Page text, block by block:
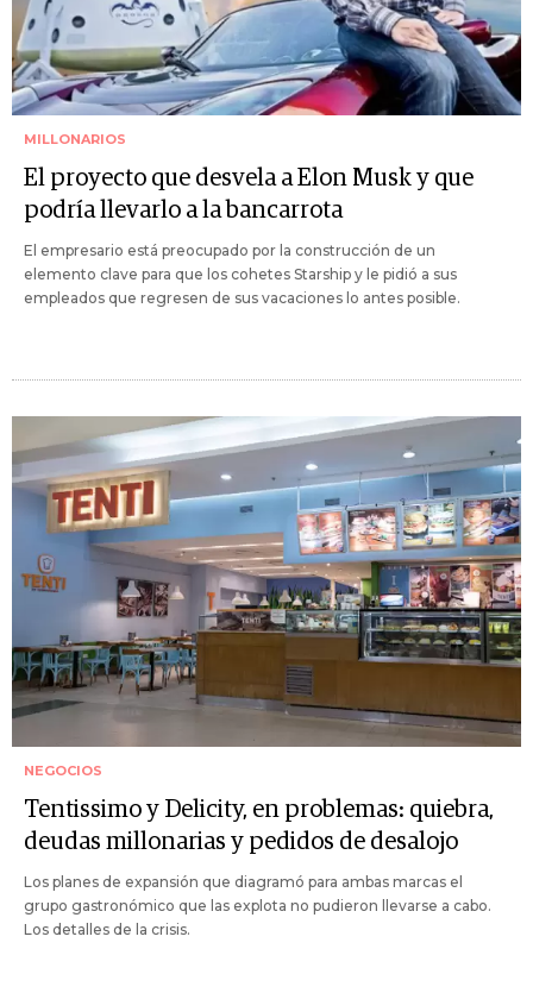
MILLONARIOS
El proyecto que desvela a Elon Musk y que
podría llevarlo a la bancarrota
El empresario está preocupado por la construcción de un
elemento clave para que los cohetes Starship y le pidió a sus
empleados que regresen de sus vacaciones lo antes posible.
NEGOCIOS
Tentissimo y Delicity, en problemas: quiebra,
deudas millonarias y pedidos de desalojo
Los planes de expansión que diagramó para ambas marcas el
grupo gastronómico que las explota no pudieron llevarse a cabo.
Los detalles de la crisis.